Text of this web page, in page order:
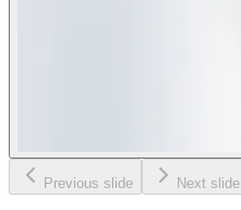
Previous slide Next slide